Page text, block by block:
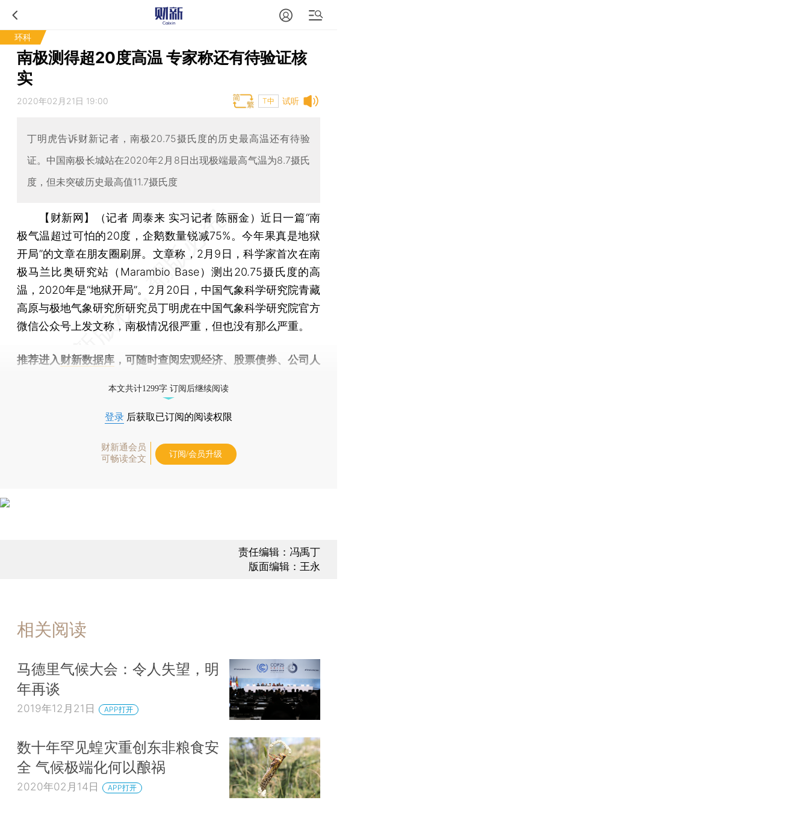
环科
南极测得超20度高温 专家称还有待验证核
实
试听
2020年02月21日 19:00 T中
丁明虎告诉财新记者，南极20.75摄氏度的历史最高温还有待验
证。中国南极长城站在2020年2月8日出现极端最高气温为8.7摄氏
度，但未突破历史最高值11.7摄氏度
【财新网】（记者 周泰来 实习记者 陈丽金）近日一篇“南
极气温超过可怕的20度，企鹅数量锐减75%。今年果真是地狱
开局”的文章在朋友圈刷屏。文章称，2月9日，科学家首次在南
极马兰比奥研究站（Marambio Base）测出20.75摄氏度的高
温，2020年是“地狱开局”。2月20日，中国气象科学研究院青藏
高原与极地气象研究所研究员丁明虎在中国气象科学研究院官方
微信公众号上发文称，南极情况很严重，但也没有那么严重。
推荐进入财新数据库 ，可随时查阅宏观经济、股票债券、公司人
本文共计1299字 订阅后继续阅读
登录 后获取已订阅的阅读权限
财新通会员
可畅读全文
订阅/会员升级
责任编辑：冯禹丁
版面编辑：王永
相关阅读
马德里气候大会：令人失望，明
年再谈
2019年12月21日 APP打开
数十年罕见蝗灾重创东非粮食安
全 气候极端化何以酿祸
2020年02月14日 APP打开